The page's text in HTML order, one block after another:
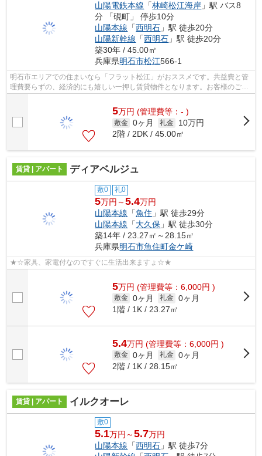
山陽電鉄本線 「林崎松江海岸 」駅 バス8
分 「硯町」 停歩10分
山陽本線 「西明石 」駅 徒歩20分
山陽新幹線 「西明石 」駅 徒歩20分
築30年 / 45.00㎡
兵庫県明石市松江566-1
明石市エリアでの住まいなら「フラット松江」がおススメです。共益費と管
理費要らずの、経済的にも嬉しい一押し賃貸物件となります。お客様のご希
5万円 (管理費等：- )
敷金 0ヶ月 礼金
10万円
2階 / 2DK / 45.00㎡
賃貸 | アパート ディアベルジュ
敷0 礼0
5万円～5.4万円
山陽本線 「魚住 」駅 徒歩29分
山陽本線 「大久保 」駅 徒歩30分
築14年 / 23.27㎡～28.15㎡
兵庫県明石市魚住町金ケ崎
★☆家具、家電付なのですぐに生活出来ますょ☆★
5万円 (管理費等：6,000円 )
敷金 0ヶ月 礼金 0ヶ月
1階 / 1K / 23.27㎡
5.4万円 (管理費等：6,000円 )
敷金 0ヶ月 礼金 0ヶ月
2階 / 1K / 28.15㎡
賃貸 | アパート イルクオーレ
敷0
5.1万円～5.7万円
山陽本線 「西明石 」駅 徒歩7分